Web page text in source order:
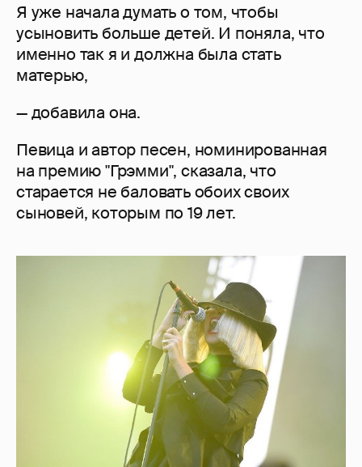
Я уже начала думать о том, чтобы
усыновить больше детей. И поняла, что
именно так я и должна была стать
матерью,
— добавила она.
Певица и автор песен, номинированная
на премию "Грэмми", сказала, что
старается не баловать обоих своих
сыновей, которым по 19 лет.